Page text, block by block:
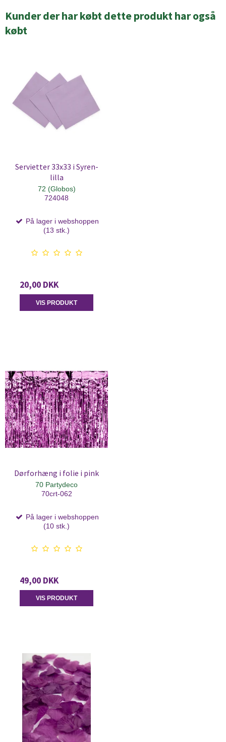
Kunder der har købt dette produkt har også
købt
Servietter 33x33 i Syren-
lilla
72 (Globos)
724048
På lager i webshoppen
(13 stk.)
20,00 DKK
VIS PRODUKT
Dørforhæng i folie i pink
70 Partydeco
70crt-062
På lager i webshoppen
(10 stk.)
49,00 DKK
VIS PRODUKT